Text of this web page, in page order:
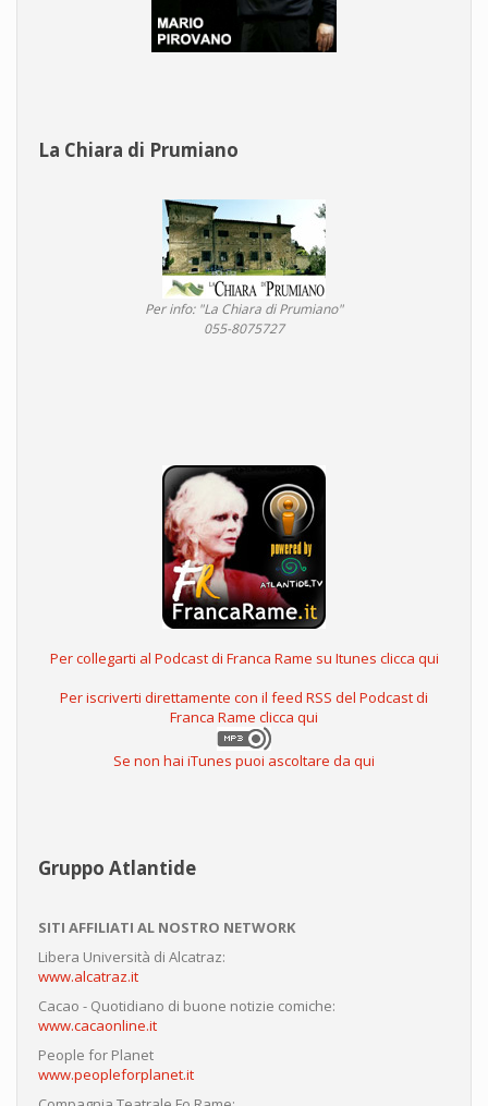
La Chiara di Prumiano
Per info: "La Chiara di Prumiano"
055-8075727
Per collegarti al Podcast di Franca Rame su Itunes clicca qui
Per iscriverti direttamente con il feed RSS del Podcast di
Franca Rame clicca qui
Se non hai iTunes puoi ascoltare da qui
Gruppo Atlantide
SITI AFFILIATI AL NOSTRO NETWORK
Libera Università di Alcatraz:
www.alcatraz.it
Cacao - Quotidiano di buone notizie comiche:
www.cacaonline.it
People for Planet
www.peopleforplanet.it